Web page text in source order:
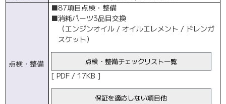
点検・整備
■87項目点検・整備
■消耗パーツ3品目交換
（エンジンオイル / オイルエレメント / ドレンガ
スケット）
点検・整備チェックリスト一覧
[ PDF / 17KB ]
保証を適応しない項目他